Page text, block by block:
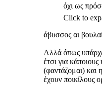
όχι ως
Click to
άβυσσος αι
Αλλά όπως
έτσι για
(φαντάζομαι) και
έχουν ποικίλους